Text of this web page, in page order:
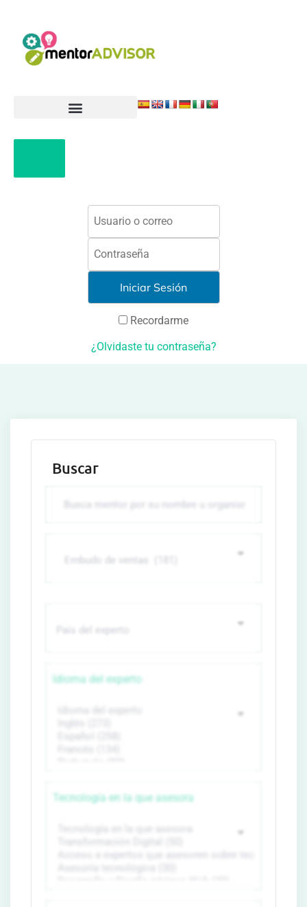
Recordarme
¿Olvidaste tu contraseña?
Buscar
Idioma del experto
Tecnología en la que asesora